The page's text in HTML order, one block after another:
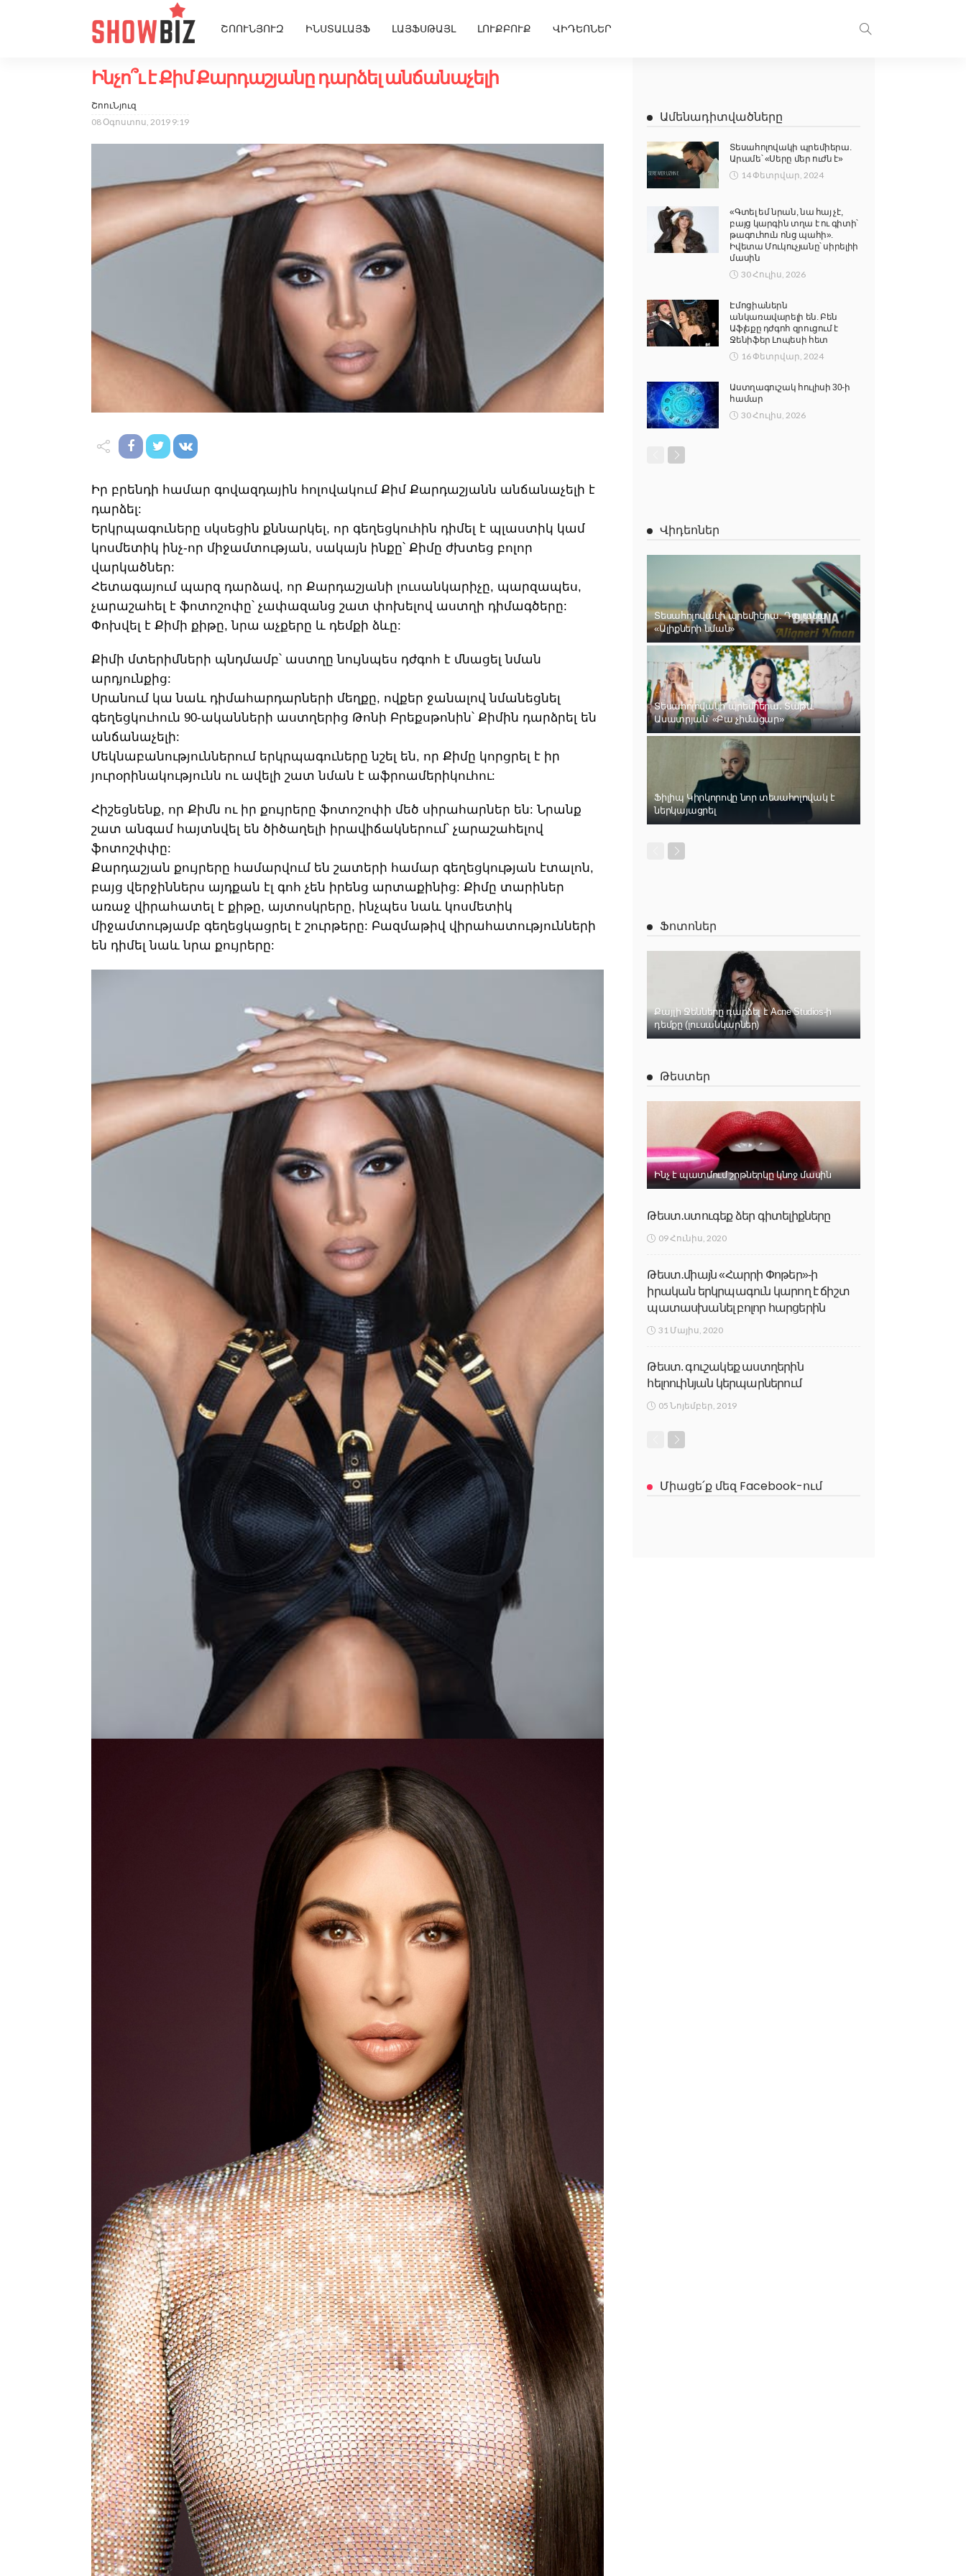
ՇՈՈՒՆՅՈՒԶ ԻՆՍՏԱԼԱՅՖ ԼԱՅՖՍԹԱՅԼ ԼՈՒՔԲՈՒՔ ՎԻԴԵՈՆԵՐ
Ինչո՞ւ է Քիմ Քարդաշյանը դարձել անճանաչելի
ՇոուՆյուզ
08 Օգոստոս, 2019 9:19
Իր բրենդի համար գովազդային հոլովակում Քիմ Քարդաշյանն անճանաչելի է
դարձել:
Երկրպագուները սկսեցին քննարկել, որ գեղեցկուհին դիմել է պլաստիկ կամ
կոսմետիկ ինչ-որ միջամտության, սակայն ինքը՝ Քիմը ժխտեց բոլոր
վարկածներ:
Հետագայում պարզ դարձավ, որ Քարդաշյանի լուսանկարիչը, պարզապես,
չարաշահել է ֆոտոշոփը՝ չափազանց շատ փոխելով աստղի դիմագծերը:
Փոխվել է Քիմի քիթը, նրա աչքերը և դեմքի ձևը:
Քիմի մտերիմների պնդմամբ՝ աստղը նույնպես դժգոհ է մնացել նման
արդյունքից:
Սրանում կա նաև դիմահարդարների մեղքը, ովքեր ջանալով նմանեցնել
գեղեցկուհուն 90-ականների աստղերից Թոնի Բրեքսթոնին՝ Քիմին դարձրել են
անճանաչելի:
Մեկնաբանություններում երկրպագուները նշել են, որ Քիմը կորցրել է իր
յուրօրինակությունն ու ավելի շատ նման է աֆրոամերիկուհու:
Հիշեցնենք, որ Քիմն ու իր քույրերը ֆոտոշոփի մեծ սիրահարներ են: Նրանք
շատ անգամ հայտնվել են ծիծաղելի իրավիճակներում՝ չարաշահելով
ֆոտոշփփը:
Քարդաշյան քույրերը համարվում են շատերի համար գեղեցկության էտալոն,
բայց վերջիններս այդքան էլ գոհ չեն իրենց արտաքինից: Քիմը տարիներ
առաջ վիրահատել է քիթը, այտոսկրերը, ինչպես նաև կոսմետիկ
միջամտությամբ գեղեցկացրել է շուրթերը: Բազմաթիվ վիրահատությունների
են դիմել նաև նրա քույրերը:
Ամենադիտվածները
Տեսահոլովակի պրեմիերա.
Արամե՝ «Սերը մեր ուժն է»
14 Փետրվար, 2024
«Գտել եմ նրան, նա հայ չէ,
բայց կարգին տղա է ու գիտի՝
թագուհուն ոնց պահի».
Իվետա Մուկուչյանը՝ սիրելիի
մասին
30 Հուլիս, 2026
Էմոցիաներն
անկառավարելի են. Բեն
Աֆլեքը դժգոհ զրուցում է
Ջենիֆեր Լոպեսի հետ
16 Փետրվար, 2024
Աստղագուշակ հուլիսի 30-ի
համար
30 Հուլիս, 2026
Վիդեոներ
Տեսահոլովակի պրեմիերա. Դայանա՝
«Ալիքների նման»
Տեսահոլովակի պրեմիերա․ Տաթև
Ասատրյան՝ «Բա չիմացար»
Ֆիլիպ Կիրկորովը նոր տեսահոլովակ է
ներկայացրել
Ֆոտոներ
Քայլի Ջենները դարձել է Acne Studios-ի
դեմքը (լուսանկարներ)
Թեստեր
Ինչ է պատմում շրթներկը կնոջ մասին
Թեստ․ստուգեք ձեր գիտելիքները
09 Հունիս, 2020
Թեստ․միայն «Հարրի Փոթեր»-ի
իրական երկրպագուն կարող է ճիշտ
պատասխանել բոլոր հարցերին
31 Մայիս, 2020
Թեստ. գուշակեք աստղերին
հելոուինյան կերպարներում
05 Նոյեմբեր, 2019
Միացե՛ք մեզ Facebook-ում